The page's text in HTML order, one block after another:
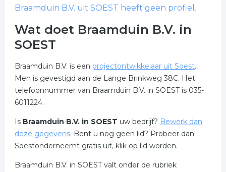
Braamduin B.V. uit SOEST heeft geen profiel.
Wat doet Braamduin B.V. in
SOEST
Braamduin B.V. is een projectontwikkelaar uit Soest.
Men is gevestigd aan de Lange Brinkweg 38C. Het
telefoonnummer van Braamduin B.V. in SOEST is 035-
6011224.
Is Braamduin B.V. in SOEST uw bedrijf? Bewerk dan
deze gegevens. Bent u nog geen lid? Probeer dan
Soestonderneemt gratis uit, klik op lid worden.
Braamduin B.V. in SOEST valt onder de rubriek